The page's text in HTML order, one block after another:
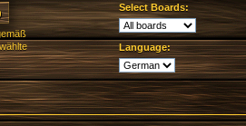
Select Boards:
Language: